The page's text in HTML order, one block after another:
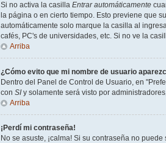
Si no activa la casilla Entrar automáticamente
la página o en cierto tiempo. Esto previene que
automáticamente solo marque la casilla al
cafés, PC's de universidades, etc. Si no ve la
Arriba
¿Cómo evito que mi nombre de usuario
Dentro del Panel de Control de Usuario, en
con SIy solamente será visto por
Arriba
¡Perdí mi contraseña!
No se asuste, ¡calma! Si su contraseña no